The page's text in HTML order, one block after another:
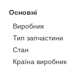
Основні
Виробник
Тип запчастини
Стан
Країна виробник